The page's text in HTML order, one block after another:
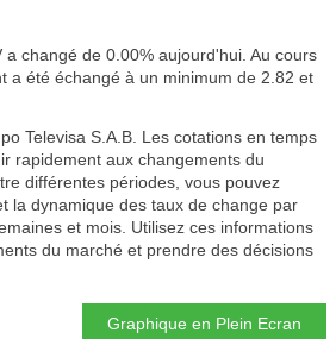
a changé de 0.00% aujourd'hui. Au cours
a été échangé à un minimum de 2.82 et
Televisa S.A.B. Les cotations en temps
rapidement aux changements du
différentes périodes, vous pouvez
la dynamique des taux de change par
et mois. Utilisez ces informations
du marché et prendre des décisions
Graphique en Plein Ecran